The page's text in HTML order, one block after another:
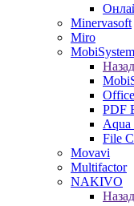
Minervasoft
Miro
Назад
PDF
Aqua
File
Movavi
Multifactor
NAKIVO
Назад